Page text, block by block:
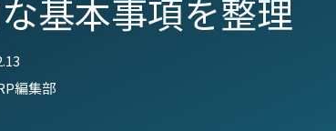
基本事項を整理
編集部